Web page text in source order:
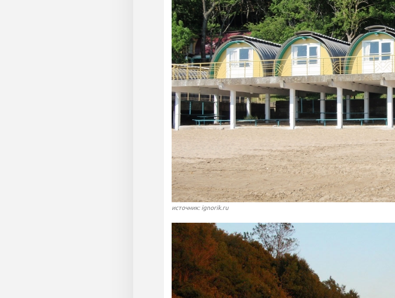
источник: ignorik.ru